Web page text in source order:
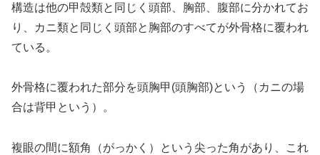
構造は他の甲殻類と同じく頭部、胸部、腹部に分かれてお
り、カニ類と同じく頭部と胸部のすべてが外骨格に覆われ
ている。
外骨格に覆われた部分を頭胸甲(頭胸部)という（カニの場
合は背甲という）。
複眼の間に額角（がっかく）という尖った角があり、これ